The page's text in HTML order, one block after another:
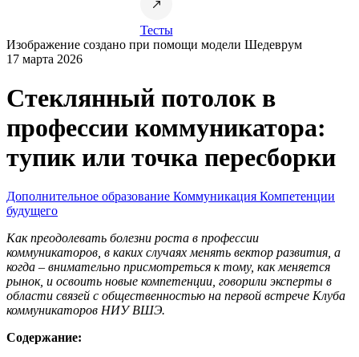
Тесты
Изображение создано при помощи модели Шедеврум
17 марта 2026
Стеклянный потолок в
профессии коммуникатора:
тупик или точка пересборки
Дополнительное образование Коммуникация Компетенции
будущего
Как преодолевать болезни роста в профессии
коммуникаторов, в каких случаях менять вектор развития, а
когда – внимательно присмотреться к тому, как меняется
рынок, и освоить новые компетенции, говорили эксперты в
области связей с общественностью на первой встрече Клуба
коммуникаторов НИУ ВШЭ.
Содержание: